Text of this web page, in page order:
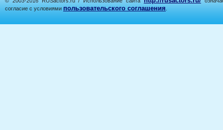
согласие с условиями пользовательского соглашения